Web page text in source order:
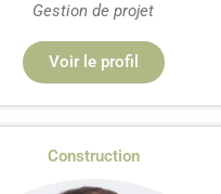
Gestion de projet
Voir le profil
Construction